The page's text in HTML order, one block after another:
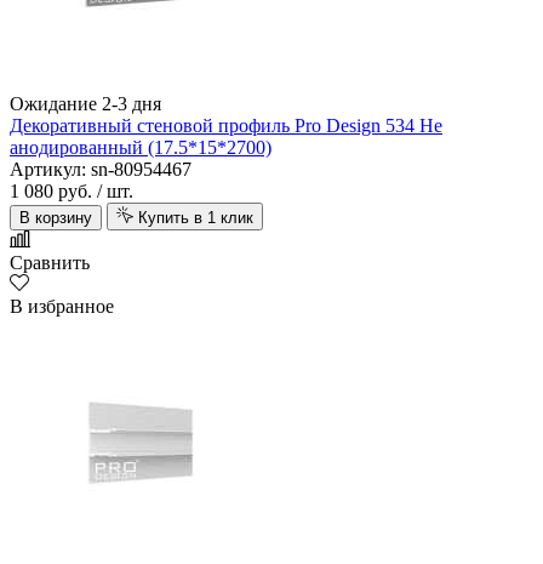
Ожидание 2-3 дня
Декоративный стеновой профиль Pro Design 534 Не
анодированный (17.5*15*2700)
Артикул: sn-80954467
1 080 руб. / шт.
В корзину Купить в 1 клик
Сравнить
В избранное